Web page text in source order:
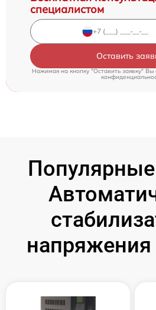
специалистом
Оставить
Нажимая на кнопку "Оставить заявку" Вы
напряжения